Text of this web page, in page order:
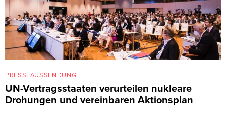
PRESSEAUSSENDUNG
UN-Vertragsstaaten verurteilen nukleare
Drohungen und vereinbaren Aktionsplan